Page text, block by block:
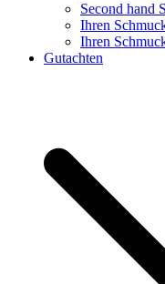
Second hand
Ihren
Ihren
Gutachten